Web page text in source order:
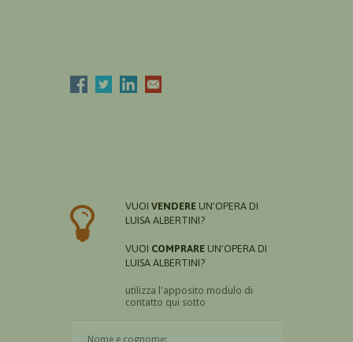
VUOI VENDERE UN'OPERA DI
LUISA ALBERTINI?
VUOI COMPRARE UN'OPERA DI
LUISA ALBERTINI?
utilizza l'apposito modulo di
contatto qui sotto